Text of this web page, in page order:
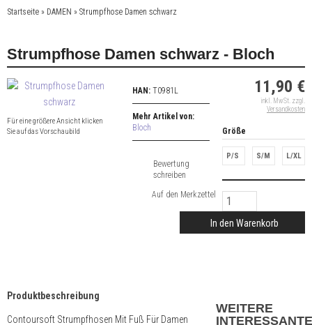
Startseite » DAMEN » Strumpfhose Damen schwarz
Strumpfhose Damen schwarz - Bloch
Für eine größere Ansicht klicken
Sie auf das Vorschaubild
HAN:T0981L
Mehr Artikel von:
Bloch
Bewertung
schreiben
11,90 €
inkl. MwSt. zzgl.
Versandkosten
Größe
P/S S/M L/XL
In den Warenkorb
Produktbeschreibung
Contoursoft Strumpfhosen Mit Fuß Für Damen
WEITERE
INTERESSANTE